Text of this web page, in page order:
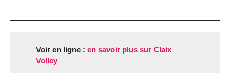
Voir en ligne : en savoir plus sur Claix
Volley